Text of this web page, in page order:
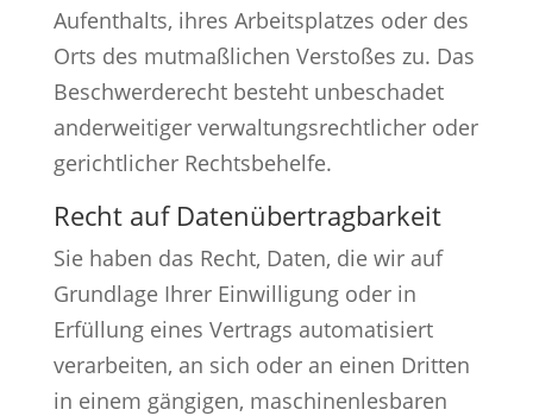
Aufenthalts, ihres Arbeitsplatzes oder des
Orts des mutmaßlichen Verstoßes zu. Das
Beschwerderecht besteht unbeschadet
anderweitiger verwaltungsrechtlicher oder
gerichtlicher Rechtsbehelfe.
Recht auf Daten­übertrag­barkeit
Sie haben das Recht, Daten, die wir auf
Grundlage Ihrer Einwilligung oder in
Erfüllung eines Vertrags automatisiert
verarbeiten, an sich oder an einen Dritten
in einem gängigen, maschinenlesbaren